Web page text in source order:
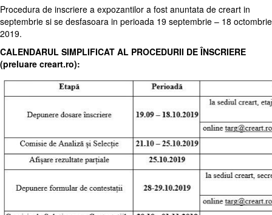
Procedura de inscriere a expozantilor a fost anuntata de creart in
septembrie si se desfasoara in perioada 19 septembrie – 18 octombrie
2019.
CALENDARUL SIMPLIFICAT AL PROCEDURII DE ÎNSCRIERE
(preluare creart.ro):